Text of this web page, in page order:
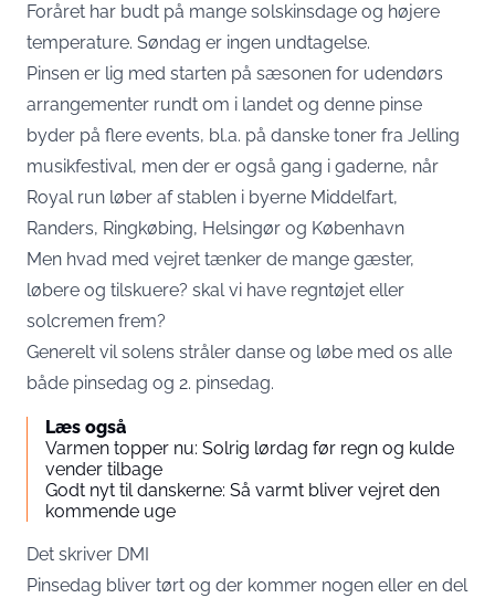
Foråret har budt på mange solskinsdage og højere
temperature. Søndag er ingen undtagelse.
Pinsen er lig med starten på sæsonen for udendørs
arrangementer rundt om i landet og denne pinse
byder på flere events, bl.a. på danske toner fra Jelling
musikfestival, men der er også gang i gaderne, når
Royal run løber af stablen i byerne Middelfart,
Randers, Ringkøbing, Helsingør og København
Men hvad med vejret tænker de mange gæster,
løbere og tilskuere? skal vi have regntøjet eller
solcremen frem?
Generelt vil solens stråler danse og løbe med os alle
både pinsedag og 2. pinsedag.
Læs også
Varmen topper nu: Solrig lørdag før regn og kulde
vender tilbage
Godt nyt til danskerne: Så varmt bliver vejret den
kommende uge
Det skriver DMI
Pinsedag bliver tørt og der kommer nogen eller en del